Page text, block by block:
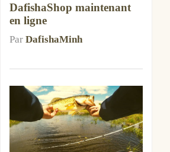
DafishaShop maintenant
en ligne
ParDafishaMinh